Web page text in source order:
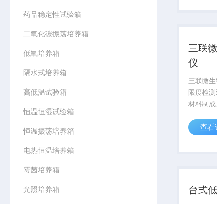
药品稳定性试验箱
二氧化碳振荡培养箱
低氧培养箱
隔水式培养箱
高低温试验箱
恒温恒湿试验箱
恒温振荡培养箱
电热恒温培养箱
霉菌培养箱
光照培养箱
等功能
三联
仪
三联微
限度检
材料制
空泵负
滤膜,转
查看
台式